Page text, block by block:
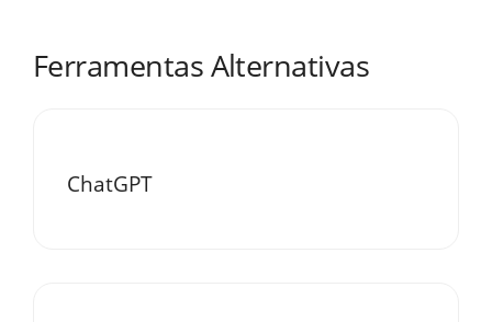
Ferramentas Alternativas
ChatGPT